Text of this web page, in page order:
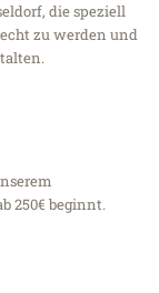
die speziell
zu werden und
250€ beginnt.